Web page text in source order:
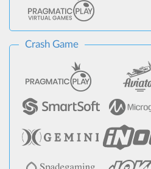
Crash Game